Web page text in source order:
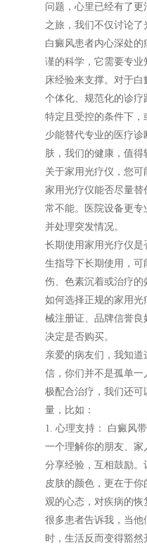
问题，心里已经有了
之旅，我们不仅讨论
白癜风患者内心深处
谨的科学，它需要专
床经验来支撑。对于
个体化、规范化的诊
特定且受控的条件下
少能替代专业的医疗
肤，我们的健康，值得
关于家用光疗仪，您可
家用光疗仪能否尽量替
常不能。医院设备更专
并处理突发情况。
长期使用家用光疗仪
生指导下长期使用，
伤、色素沉着或治疗的
如何选择正规的家用
械注册证、品牌信誉
决定是否购买。
亲爱的病友们，我知
信，你们并不是孤单
极配合治疗，我们还
量，比如：
1. 心理支持： 白癜风
一个理解你的朋友、家
分享经验，互相鼓励
皮肤的颜色，更在于
观的心态，对疾病的恢
很多患者告诉我，当
时，生活反而变得豁然